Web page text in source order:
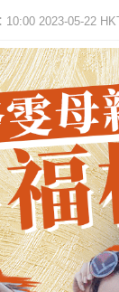
10:00 2023-05-22